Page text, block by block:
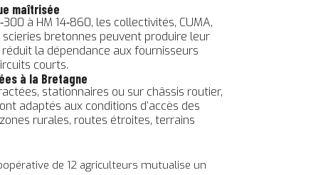
maîtrisée
à HM 14‑860, les collectivités, CUMA,
bretonnes peuvent produire leur
la dépendance aux fournisseurs
courts.
à la Bretagne
stationnaires ou sur châssis routier,
adaptés aux conditions d’accès des
rurales, routes étroites, terrains
de 12 agriculteurs mutualise un